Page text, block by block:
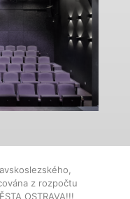
z rozpočtu
OSTRAVA!!!